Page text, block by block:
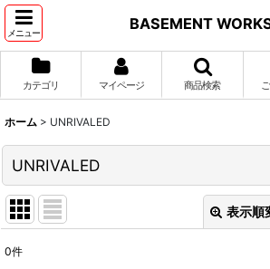
メニュー
BASEMENT
カテゴリ マイページ 商品検索
ホーム > UNRIVALED
UNRIVALED
表示順
0件